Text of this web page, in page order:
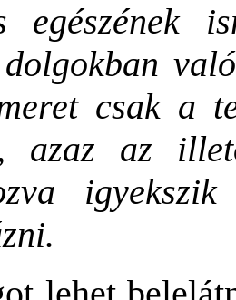
egészének
csak a
azaz az